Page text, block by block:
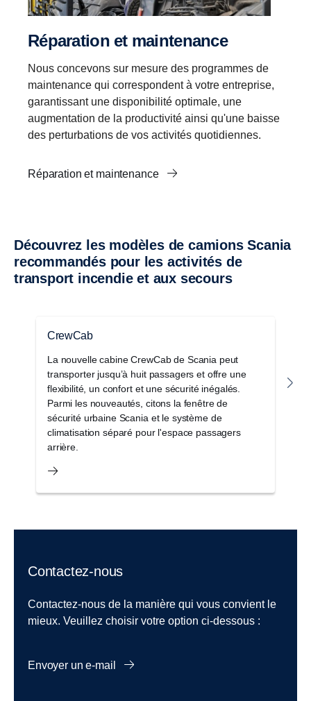
Réparation et maintenance
Nous concevons sur mesure des programmes de
maintenance qui correspondent à votre entreprise,
garantissant une disponibilité optimale, une
augmentation de la productivité ainsi qu'une baisse
des perturbations de vos activités quotidiennes.
Réparation et maintenance
Découvrez les modèles de camions Scania
recommandés pour les activités de
transport incendie et aux secours
CrewCab
La nouvelle cabine CrewCab de Scania peut
transporter jusqu’à huit passagers et offre une
flexibilité, un confort et une sécurité inégalés.
Parmi les nouveautés, citons la fenêtre de
sécurité urbaine Scania et le système de
climatisation séparé pour l'espace passagers
arrière.
Contactez-nous
Contactez-nous de la manière qui vous convient le
mieux. Veuillez choisir votre option ci-dessous :
Envoyer un e-mail